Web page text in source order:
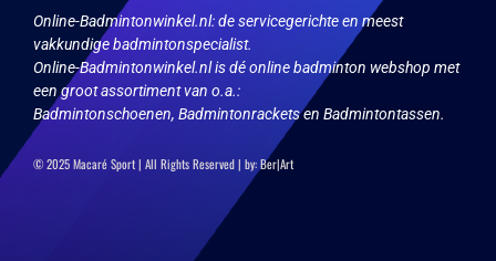
Online-Badmintonwinkel.nl:de servicegerichte en meest
vakkundige badmintonspecialist.
Online-Badmintonwinkel.nl is dé online badminton webshop met
een groot assortiment van o.a.:
Badmintonschoenen, Badmintonrackets en Badmintontassen.
© 2025 Macaré Sport | All Rights Reserved | by:Ber|Art